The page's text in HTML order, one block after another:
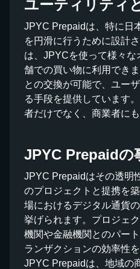
ユーティリティ
JPYC Prepaidは、特に日
を円滑に行うために設計
は、JPYCを使って様々
舗での買い物に利用でき
との交換が可能で、ユー
る手段を提供しています
者だけでなく、商業者に
JPYC Prepaidの
JPYC Prepaidはその透明
のプロジェクトと提携を
場におけるデジタル通貨
挙げられます。プロジェ
機関や金融機関とのパー
ランザクションの効率性
JPYC Prepaidは、地域の